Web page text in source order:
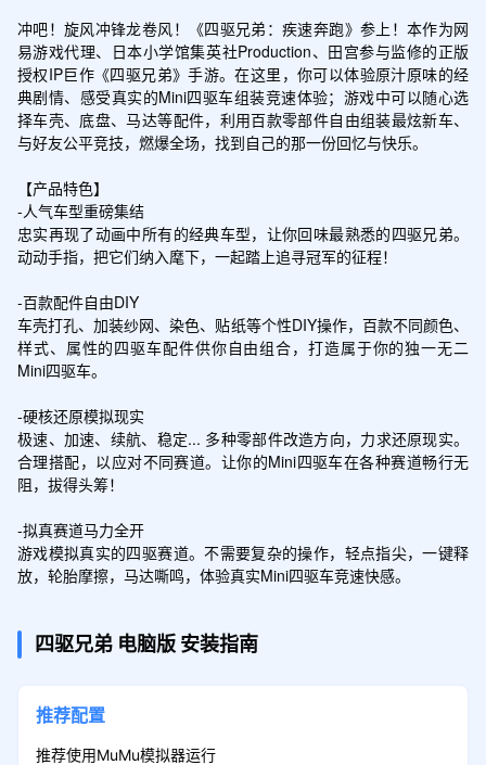
冲吧！旋风冲锋龙卷风！《四驱兄弟：疾速奔跑》参上！本作为网
易游戏代理、日本小学馆集英社Production、田宫参与监修的正版
授权IP巨作《四驱兄弟》手游。在这里，你可以体验原汁原味的经
典剧情、感受真实的Mini四驱车组装竞速体验；游戏中可以随心选
择车壳、底盘、马达等配件，利用百款零部件自由组装最炫新车、
与好友公平竞技，燃爆全场，找到自己的那一份回忆与快乐。
【产品特色】
-人气车型重磅集结
忠实再现了动画中所有的经典车型，让你回味最熟悉的四驱兄弟。
动动手指，把它们纳入麾下，一起踏上追寻冠军的征程！
-百款配件自由DIY
车壳打孔、加装纱网、染色、贴纸等个性DIY操作，百款不同颜色、
样式、属性的四驱车配件供你自由组合，打造属于你的独一无二
Mini四驱车。
-硬核还原模拟现实
极速、加速、续航、稳定... 多种零部件改造方向，力求还原现实。
合理搭配，以应对不同赛道。让你的Mini四驱车在各种赛道畅行无
阻，拔得头筹！
-拟真赛道马力全开
游戏模拟真实的四驱赛道。不需要复杂的操作，轻点指尖，一键释
放，轮胎摩擦，马达嘶鸣，体验真实Mini四驱车竞速快感。
四驱兄弟 电脑版 安装指南
推荐配置
推荐使用MuMu模拟器运行